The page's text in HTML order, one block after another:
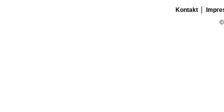
Kontakt
©